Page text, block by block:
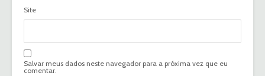
Site
Salvar meus dados neste navegador para a próxima vez que eu
comentar.